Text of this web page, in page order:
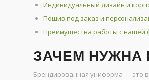
Индивидуальный дизайн и
Пошив под заказ и
Преимущества работы с нашей
ЗАЧЕМ НУЖНА
Брендированная униформа — это